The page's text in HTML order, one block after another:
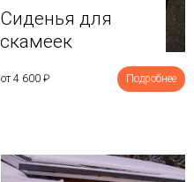
Сиденья для
скамеек
от 4 600 ₽ Подробнее